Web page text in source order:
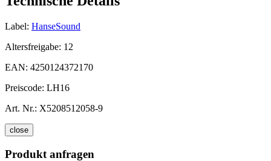
Label: HanseSound
Altersfreigabe: 12
EAN: 4250124372170
Preiscode: LH16
Art. Nr.: X5208512058-9
close
Produkt anfragen